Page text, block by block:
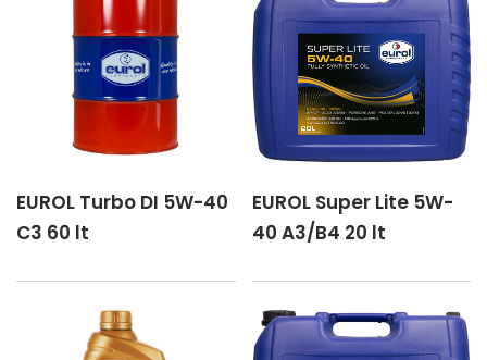
EUROL Turbo DI 5W-40
C3 60 lt
EUROL Super Lite 5W-
40 A3/B4 20 lt